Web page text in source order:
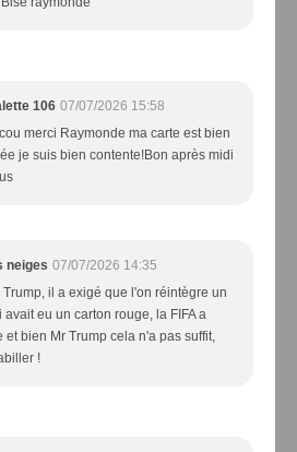
106 07/07/2026 15:58
merci Raymonde ma carte est bien
je suis bien contente!Bon après midi
neiges 07/07/2026 14:35
Trump, il a exigé que l'on réintègre un
eu un carton rouge, la FIFA a
et bien Mr Trump cela n'a pas suffit,
!